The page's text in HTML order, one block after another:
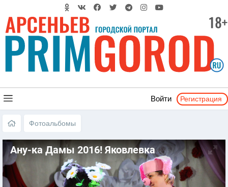
Войти Регистрация
Фотоальбомы
Ану-ка Дамы 2016! Яковлевка